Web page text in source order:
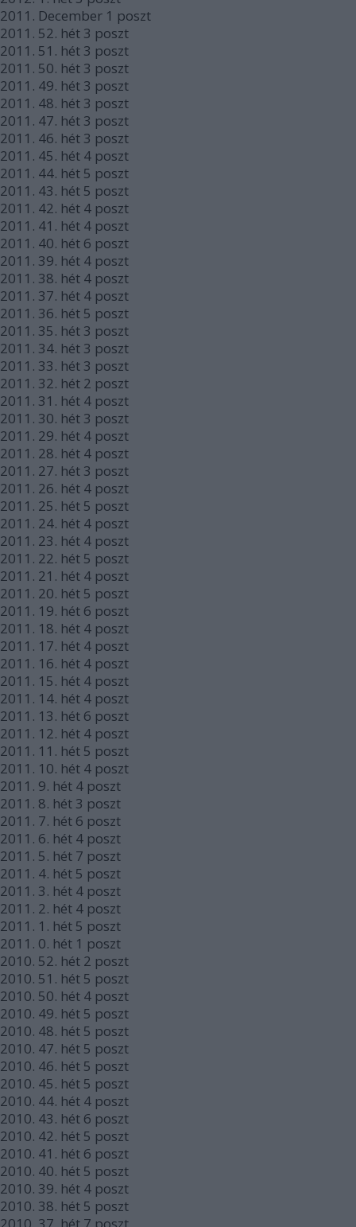
2011. December 1 poszt
2011. 52. hét 3 poszt
2011. 51. hét 3 poszt
2011. 50. hét 3 poszt
2011. 49. hét 3 poszt
2011. 48. hét 3 poszt
2011. 47. hét 3 poszt
2011. 46. hét 3 poszt
2011. 45. hét 4 poszt
2011. 44. hét 5 poszt
2011. 43. hét 5 poszt
2011. 42. hét 4 poszt
2011. 41. hét 4 poszt
2011. 40. hét 6 poszt
2011. 39. hét 4 poszt
2011. 38. hét 4 poszt
2011. 37. hét 4 poszt
2011. 36. hét 5 poszt
2011. 35. hét 3 poszt
2011. 34. hét 3 poszt
2011. 33. hét 3 poszt
2011. 32. hét 2 poszt
2011. 31. hét 4 poszt
2011. 30. hét 3 poszt
2011. 29. hét 4 poszt
2011. 28. hét 4 poszt
2011. 27. hét 3 poszt
2011. 26. hét 4 poszt
2011. 25. hét 5 poszt
2011. 24. hét 4 poszt
2011. 23. hét 4 poszt
2011. 22. hét 5 poszt
2011. 21. hét 4 poszt
2011. 20. hét 5 poszt
2011. 19. hét 6 poszt
2011. 18. hét 4 poszt
2011. 17. hét 4 poszt
2011. 16. hét 4 poszt
2011. 15. hét 4 poszt
2011. 14. hét 4 poszt
2011. 13. hét 6 poszt
2011. 12. hét 4 poszt
2011. 11. hét 5 poszt
2011. 10. hét 4 poszt
2011. 9. hét 4 poszt
2011. 8. hét 3 poszt
2011. 7. hét 6 poszt
2011. 6. hét 4 poszt
2011. 5. hét 7 poszt
2011. 4. hét 5 poszt
2011. 3. hét 4 poszt
2011. 2. hét 4 poszt
2011. 1. hét 5 poszt
2011. 0. hét 1 poszt
2010. 52. hét 2 poszt
2010. 51. hét 5 poszt
2010. 50. hét 4 poszt
2010. 49. hét 5 poszt
2010. 48. hét 5 poszt
2010. 47. hét 5 poszt
2010. 46. hét 5 poszt
2010. 45. hét 5 poszt
2010. 44. hét 4 poszt
2010. 43. hét 6 poszt
2010. 42. hét 5 poszt
2010. 41. hét 6 poszt
2010. 40. hét 5 poszt
2010. 39. hét 4 poszt
2010. 38. hét 5 poszt